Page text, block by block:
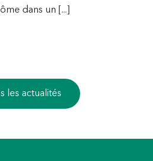
dans un [...]
les actualités